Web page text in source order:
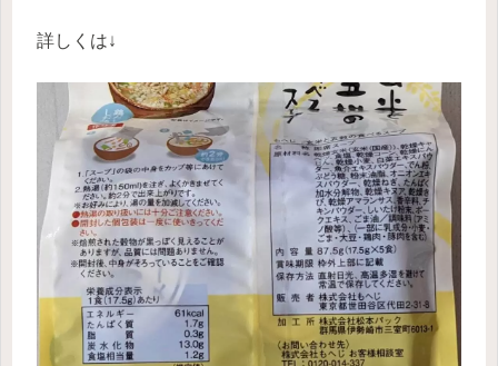
詳しくは↓